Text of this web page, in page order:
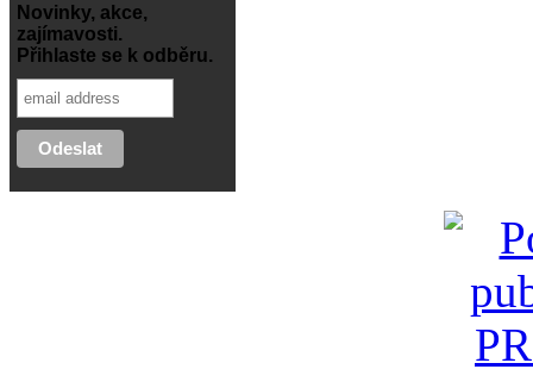
Novinky, akce,
zajímavosti.
Přihlaste se k odběru.